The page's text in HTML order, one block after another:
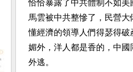
恰恰暴露了中共體制不如
馬雲被中共整慘了，民營
懂經濟的領導人們得瑟得
媚外，洋人都是香的，中
外逃。